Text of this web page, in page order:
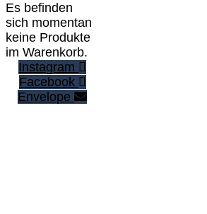
Es befinden
sich momentan
keine Produkte
im Warenkorb.
Instagram
Facebook
Envelope